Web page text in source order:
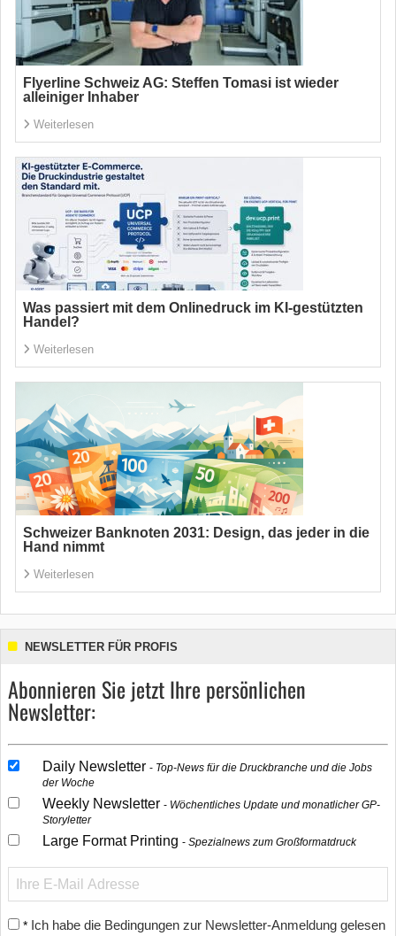
Flyerline Schweiz AG: Steffen Tomasi ist wieder
alleiniger Inhaber
Weiterlesen
Was passiert mit dem Onlinedruck im KI-gestützten
Handel?
Weiterlesen
Schweizer Banknoten 2031: Design, das jeder in die
Hand nimmt
Weiterlesen
NEWSLETTER FÜR PROFIS
Abonnieren Sie jetzt Ihre persönlichen
Newsletter:
Daily Newsletter
Top-News für die Druckbranche und die Jobs
der Woche
Weekly Newsletter
Wöchentliches Update und monatlicher GP-
Storyletter
Large Format Printing Spezialnews zum Großformatdruck
* Ich habe die Bedingungen zur Newsletter-Anmeldung gelesen